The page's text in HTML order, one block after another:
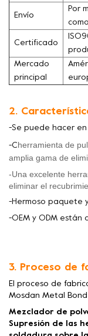
Envío
Por
Certificado
Mercado
principal
2.
-Se puede hacer
-Cherramienta de
amplia gama de
-Una excelente
eliminar el
-Hermoso paquete
-OEM y ODM están
3. Proceso de
El proceso de
Mosdan Metal
Mezclador de
Supresión de las